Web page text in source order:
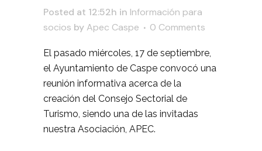
Posted at 12:52h in Información para
socios by Apec Caspe 0 Comments
El pasado miércoles, 17 de septiembre,
el Ayuntamiento de Caspe convocó una
reunión informativa acerca de la
creación del Consejo Sectorial de
Turismo, siendo una de las invitadas
nuestra Asociación, APEC.